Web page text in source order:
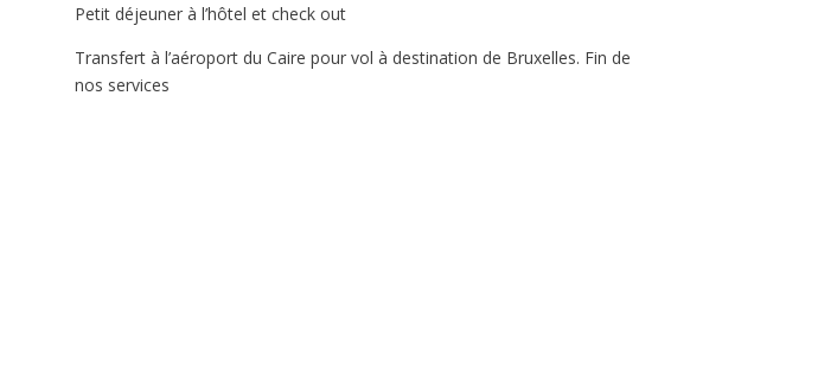
Petit déjeuner à l’hôtel et check out
Transfert à l’aéroport du Caire pour vol à destination de Bruxelles. Fin de
nos services